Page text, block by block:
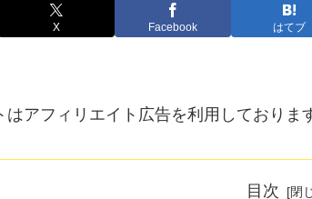
X Facebook はてブ
はアフィリエイト広告を利用しておりま
目次